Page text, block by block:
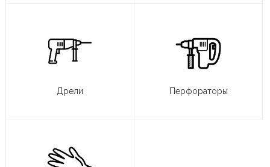
Дрели Перфораторы